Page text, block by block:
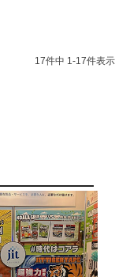
17件中 1-17件表示